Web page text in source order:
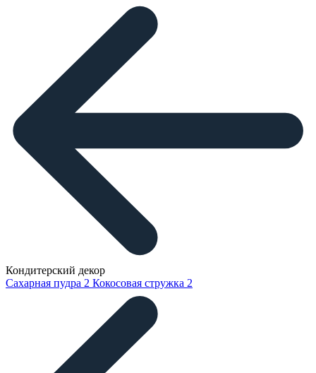
Кондитерский декор
Сахарная пудра 2 Кокосовая стружка 2